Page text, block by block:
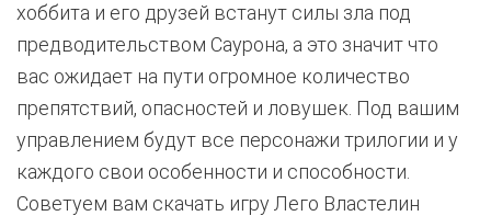
хоббита и его друзей встанут силы зла под
предводительством Саурона, а это значит что
вас ожидает на пути огромное количество
препятствий, опасностей и ловушек. Под вашим
управлением будут все персонажи трилогии и у
каждого свои особенности и способности.
Советуем вам скачать игру Лего Властелин